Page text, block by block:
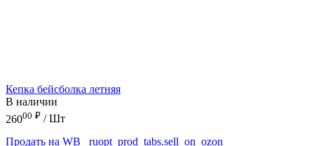
Кепка бейсболка летняя
В наличии
26000 ₽ / Шт
Продать на WB
_ruopt_prod_tabs.sell_on_ozon